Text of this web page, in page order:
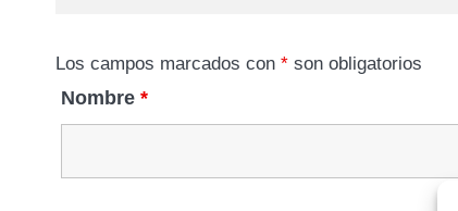
Los campos marcados con * son obligatorios
Nombre *